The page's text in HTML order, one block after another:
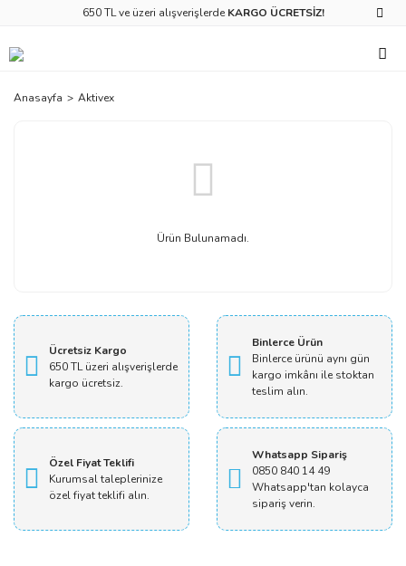
650 TL ve üzeri alışverişlerde KARGO ÜCRETSİZ!
Anasayfa Aktivex
Ürün Bulunamadı.
Ücretsiz Kargo
650 TL üzeri alışverişlerde
kargo ücretsiz.
Binlerce Ürün
Binlerce ürünü aynı gün
kargo imkânı ile stoktan
teslim alın.
Özel Fiyat Teklifi
Kurumsal taleplerinize
özel fiyat teklifi alın.
Whatsapp Sipariş
0850 840 14 49
Whatsapp'tan kolayca
sipariş verin.